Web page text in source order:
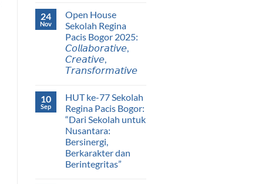
24
Nov
Open House
Sekolah Regina
Pacis Bogor 2025:
𝘊𝘰𝘭𝘭𝘢𝘣𝘰𝘳𝘢𝘵𝘪𝘷𝘦,
𝘊𝘳𝘦𝘢𝘵𝘪𝘷𝘦,
𝘛𝘳𝘢𝘯𝘴𝘧𝘰𝘳𝘮𝘢𝘵𝘪𝘷𝘦
10
Sep
HUT ke-77 Sekolah
Regina Pacis Bogor:
“Dari Sekolah untuk
Nusantara:
Bersinergi,
Berkarakter dan
Berintegritas”